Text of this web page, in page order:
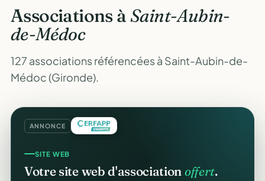
Associations à Saint-Aubin-
de-Médoc
127 associations référencées à Saint-Aubin-de-
Médoc (Gironde).
ANNONCE
SITE WEB
Votre site web d'association offert.